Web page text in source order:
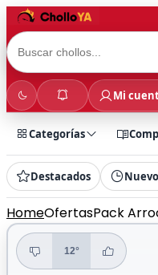
Mi
Categorías
Destacados
HomeOfertasPack
12°